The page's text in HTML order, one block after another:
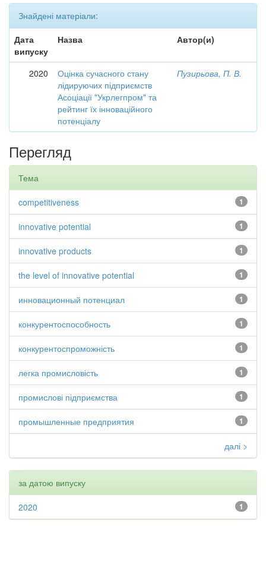
Знайдені матеріали:
Дата
випуску
Назва Автор(и)
2020
Оцінка сучасного стану
лідируючих підприємств
Асоціації "Укрлегпром" та
рейтинг їх інноваційного
потенціалу
Пузирьова, П. В.
Перегляд
Тема
1
competitiveness
1
innovative potential
1
innovative products
1
the level of innovative potential
1
инновационный потенциал
1
конкурентоспособность
1
конкурентоспроможність
1
легка промисловість
1
промислові підприємства
1
промышленные предприятия
далі >
за датою випуску
1
2020